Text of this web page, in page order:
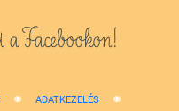
Facebookon!
ADATKEZELÉS